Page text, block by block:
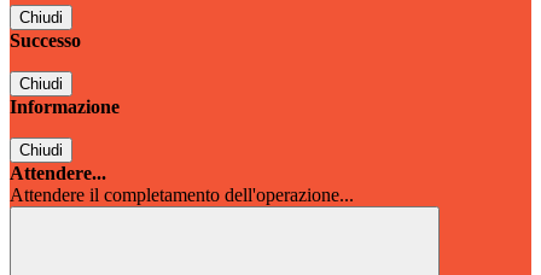
Chiudi
Successo
Chiudi
Informazione
Chiudi
Attendere...
Attendere il completamento dell'operazione...